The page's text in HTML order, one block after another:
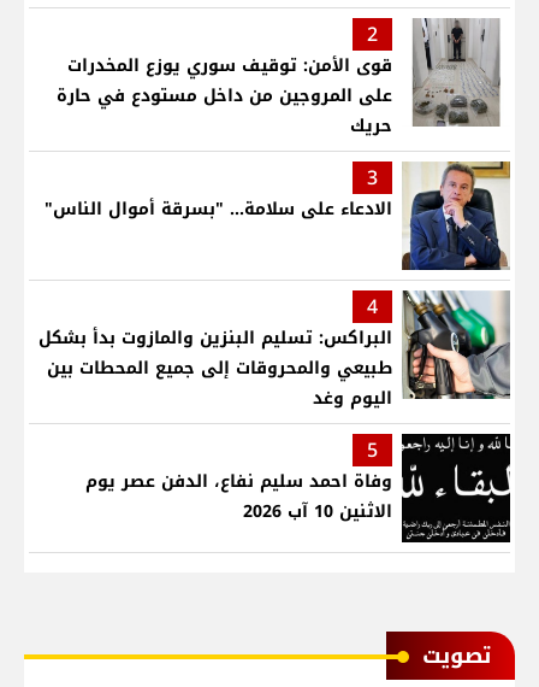
2
قوى الأمن: توقيف سوري يوزع المخدرات
على المروجين من داخل مستودع في حارة
حريك
3
الادعاء على سلامة... "بسرقة أموال الناس"
4
البراكس: تسليم البنزين والمازوت بدأ بشكل
طبيعي والمحروقات إلى جميع المحطات بين
اليوم وغد
5
وفاة احمد سليم نفاع، الدفن عصر يوم
الاثنين 10 آب 2026
ﺗﺼﻮﻳﺖ